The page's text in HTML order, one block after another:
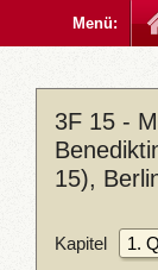
Menü:
3F 15 -
15),
Kapitel